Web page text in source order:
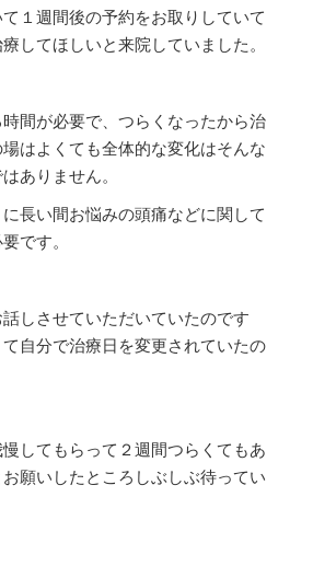
１週間後の予約をお取りしていて
してほしいと来院していました。
間が必要で、つらくなったから治
はよくても全体的な変化はそんな
ありません。
長い間お悩みの頭痛などに関して
です。
しさせていただいていたのです
自分で治療日を変更されていたの
してもらって２週間つらくてもあ
願いしたところしぶしぶ待ってい